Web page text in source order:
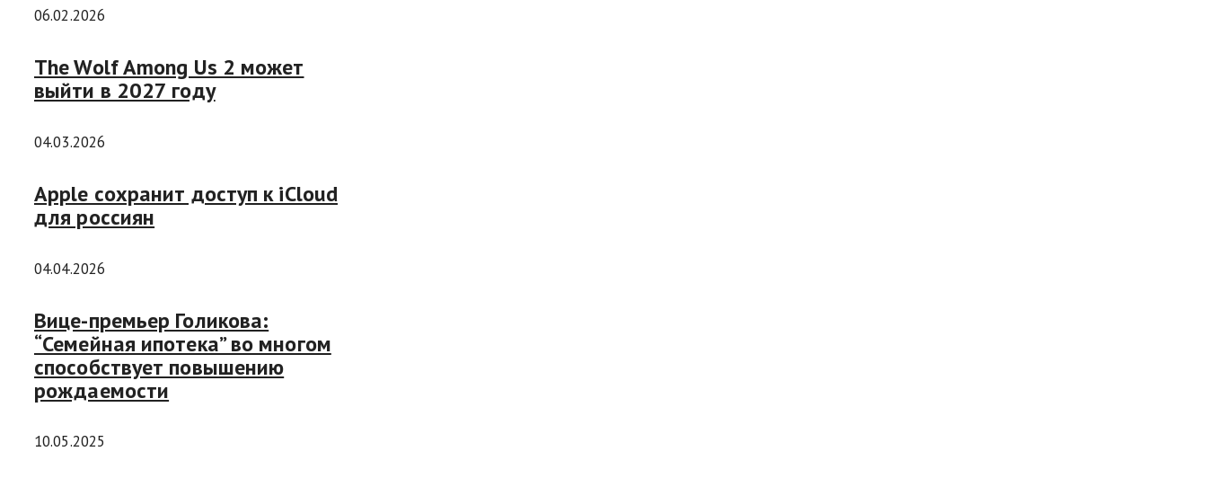
06.02.2026
The Wolf Among Us 2 может
выйти в 2027 году
04.03.2026
Apple сохранит доступ к iCloud
для россиян
04.04.2026
Вице-премьер Голикова:
“Семейная ипотека” во многом
способствует повышению
рождаемости
10.05.2025